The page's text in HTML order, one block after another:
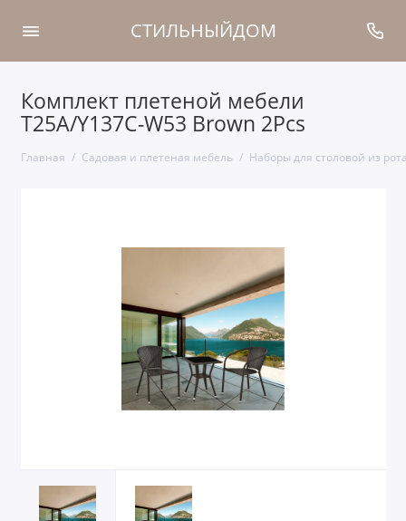
СТИЛЬНЫЙДОМ
Комплект плетеной мебели
T25A/Y137C-W53 Brown 2Pcs
Главная Садовая и плетеная мебель Наборы для столовой из